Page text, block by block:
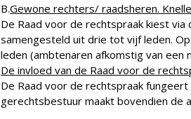
B.Gewone rechters/ raadsheren.
De Raad voor de rechtspraak kiest
samengesteld uit drie tot vijf leden.
leden (ambtenaren afkomstig van een
De invloed van de Raad voor de
De Raad voor de rechtspraak
gerechtsbestuur maakt bovendien de